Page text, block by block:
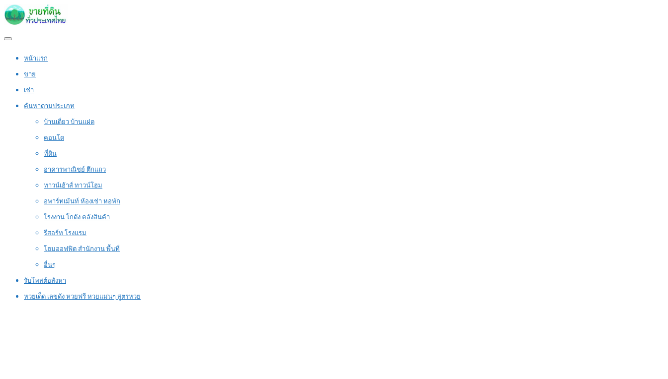
หน้าแรก
ขาย
เช่า
ค้นหาตามประเภท
บ้านเดี่ยว บ้านแฝด
คอนโด
ที่ดิน
อาคารพาณิชย์ ตึกแถว
ทาวน์เฮ้าส์ ทาวน์โฮม
อพาร์ทเม้นท์ ห้องเช่า หอพัก
โรงงาน โกดัง คลังสินค้า
รีสอร์ท โรงแรม
โฮมออฟฟิต สำนักงาน พื้นที่
อื่นๆ
รับโพสต์อสังหา
หวยเด็ด เลขดัง หวยฟรี หวยแม่นๆ สูตรหวย